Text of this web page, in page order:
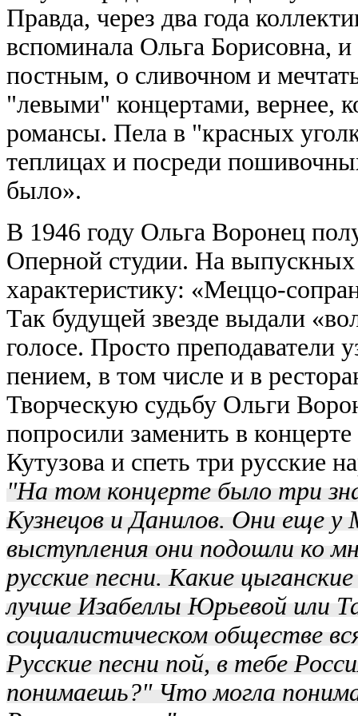
Правда, через два года
вспоминала Ольга Борисовна,
постным, о сливочном и
"левыми" концертами, вернее,
романсы. Пела в "красных
теплицах и посреди
было».
В 1946 году Ольга Воронец
Оперной студии. На выпускных
характеристику: «Меццо-
Так будущей звезде выдали
голосе. Просто преподаватели
пением, в том числе и в
Творческую судьбу Ольги
попросили заменить в
Кутузова и спеть три русские
"На том концерте было три
Кузнецов и Данилов. Они еще у
выступления они подошли ко
русские песни. Какие
лучше Изабеллы Юрьевой или
социалистическом обществе
Русские песни пой, в тебе
понимаешь?" Что могла